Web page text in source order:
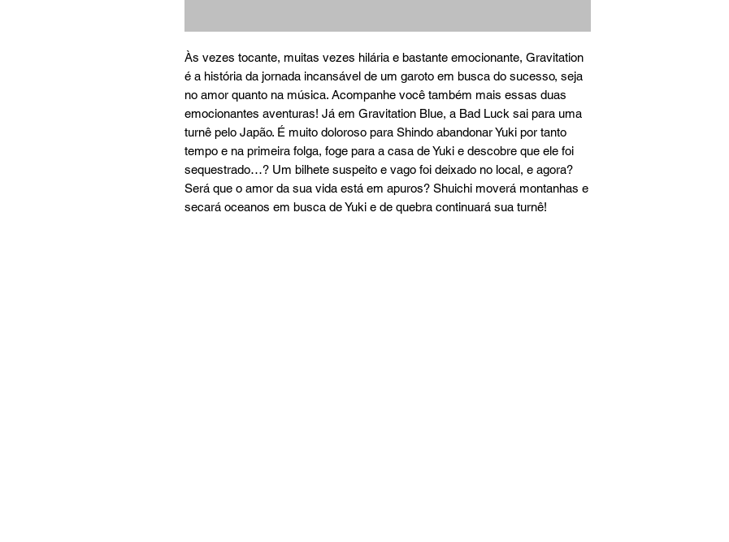
Às vezes tocante, muitas vezes hilária e bastante emocionante, Gravitation
é a história da jornada incansável de um garoto em busca do sucesso, seja
no amor quanto na música. Acompanhe você também mais essas duas
emocionantes aventuras! Já em Gravitation Blue, a Bad Luck sai para uma
turnê pelo Japão. É muito doloroso para Shindo abandonar Yuki por tanto
tempo e na primeira folga, foge para a casa de Yuki e descobre que ele foi
sequestrado…? Um bilhete suspeito e vago foi deixado no local, e agora?
Será que o amor da sua vida está em apuros? Shuichi moverá montanhas e
secará oceanos em busca de Yuki e de quebra continuará sua turnê!